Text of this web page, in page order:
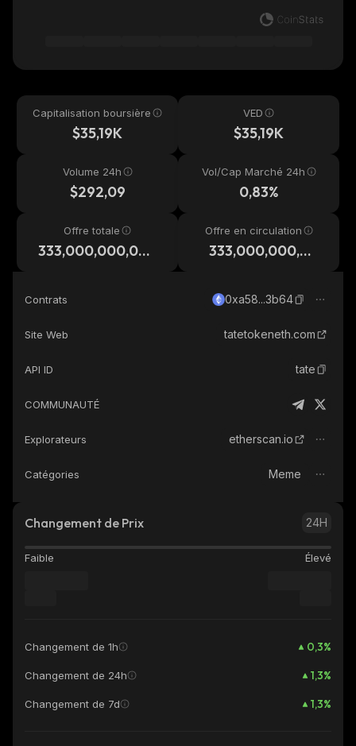
Capitalisation boursière
$35,19K
VED
$35,19K
Volume 24h
$292,09
Vol/Cap Marché 24h
0,83%
Offre totale
333,000,000,00
Offre en circulation
333,000,000,00
Contrats 0xa58...3b64
Site Web tatetokeneth.com
API ID tate
COMMUNAUTÉ
Explorateurs etherscan.io
Catégories Meme
Changement de Prix 24H
Faible Élevé
Changement de 1h 0,3%
Changement de 24h 1,3%
Changement de 7d 1,3%